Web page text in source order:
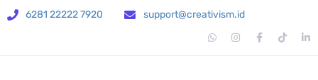
6281 22222 7920 support@creativism.id